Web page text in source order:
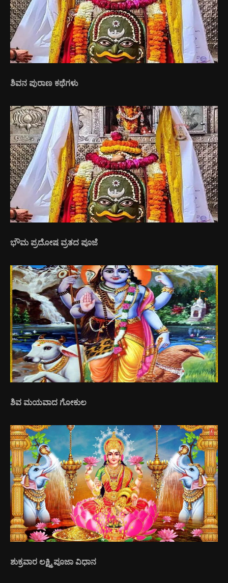
ಶಿವನ ಪುರಾಣ ಕಥೆಗಳು
ಭೌಮ ಪ್ರದೋಷ ವ್ರತದ ಪೂಜೆ
ಶಿವ ಮಯವಾದ ಗೋಕುಲ
ಶುಕ್ರವಾರ ಲಕ್ಷ್ಮಿ ಪೂಜಾ ವಿಧಾನ